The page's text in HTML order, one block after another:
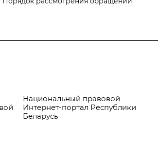
Национальный правовой
Интернет-портал Республики
Беларусь